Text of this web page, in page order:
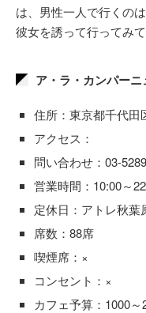
は、男性一人で行くの
彼女を誘って行ってみて
ア・ラ・カンパー
住所：東京都千代田
アクセス：
問い合わせ：03-
営業時間：10:00～
定休日：アトレ秋葉
席数：88席
喫煙席：×
コンセント：×
カフェ予算：1000～